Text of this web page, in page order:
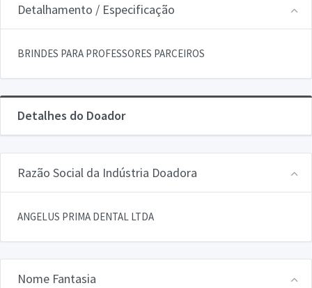
Detalhamento / Especificação
BRINDES PARA PROFESSORES PARCEIROS
Detalhes do Doador
Razão Social da Indústria Doadora
ANGELUS PRIMA DENTAL LTDA
Nome Fantasia